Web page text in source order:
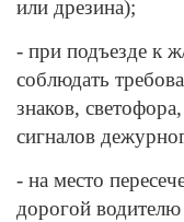
или дрезина);
- при подъезде к
соблюдать
знаков,
сигналов
- на место
дорогой